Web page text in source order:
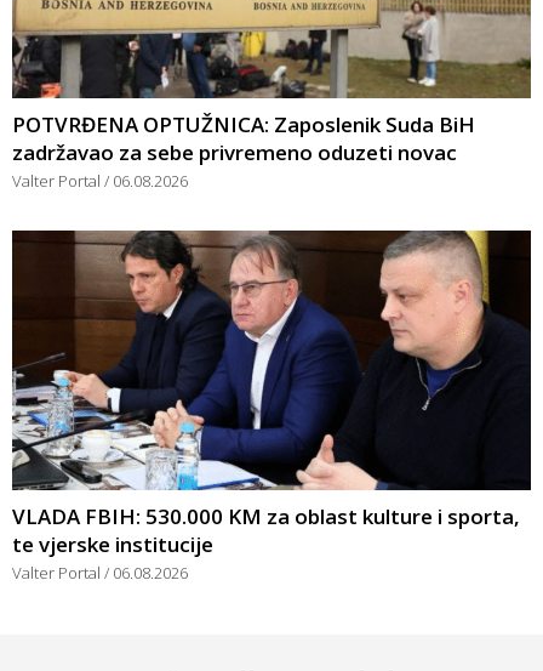
POTVRĐENA OPTUŽNICA: Zaposlenik Suda BiH
zadržavao za sebe privremeno oduzeti novac
Valter Portal 06.08.2026
VLADA FBIH: 530.000 KM za oblast kulture i sporta,
te vjerske institucije
Valter Portal 06.08.2026